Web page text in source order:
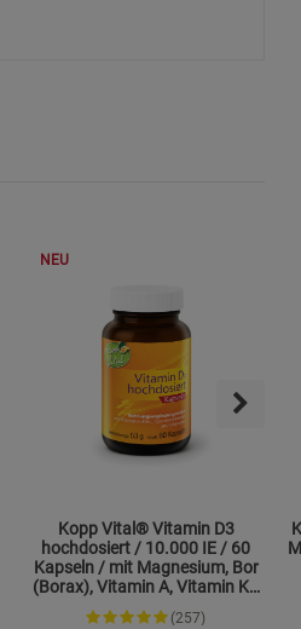
NEU
Kopp Vital® Vitamin D3
hochdosiert / 10.000 IE / 60
Kapseln / mit Magnesium, Bor
(Borax), Vitamin A, Vitamin K2
und Zink
(257)